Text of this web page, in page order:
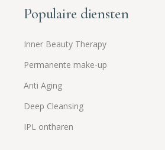
Populaire diensten
Inner Beauty Therapy
Permanente make-up
Anti Aging
Deep Cleansing
IPL ontharen